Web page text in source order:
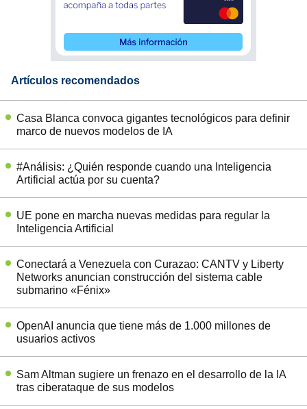
Artículos recomendados
Casa Blanca convoca gigantes tecnológicos para definir
marco de nuevos modelos de IA
#Análisis: ¿Quién responde cuando una Inteligencia
Artificial actúa por su cuenta?
UE pone en marcha nuevas medidas para regular la
Inteligencia Artificial
Conectará a Venezuela con Curazao: CANTV y Liberty
Networks anuncian construcción del sistema cable
submarino «Fénix»
OpenAI anuncia que tiene más de 1.000 millones de
usuarios activos
Sam Altman sugiere un frenazo en el desarrollo de la IA
tras ciberataque de sus modelos